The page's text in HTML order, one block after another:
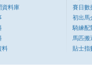
資料庫
料
賽日數
初出馬
騎練配
馬匹搬
貼士指